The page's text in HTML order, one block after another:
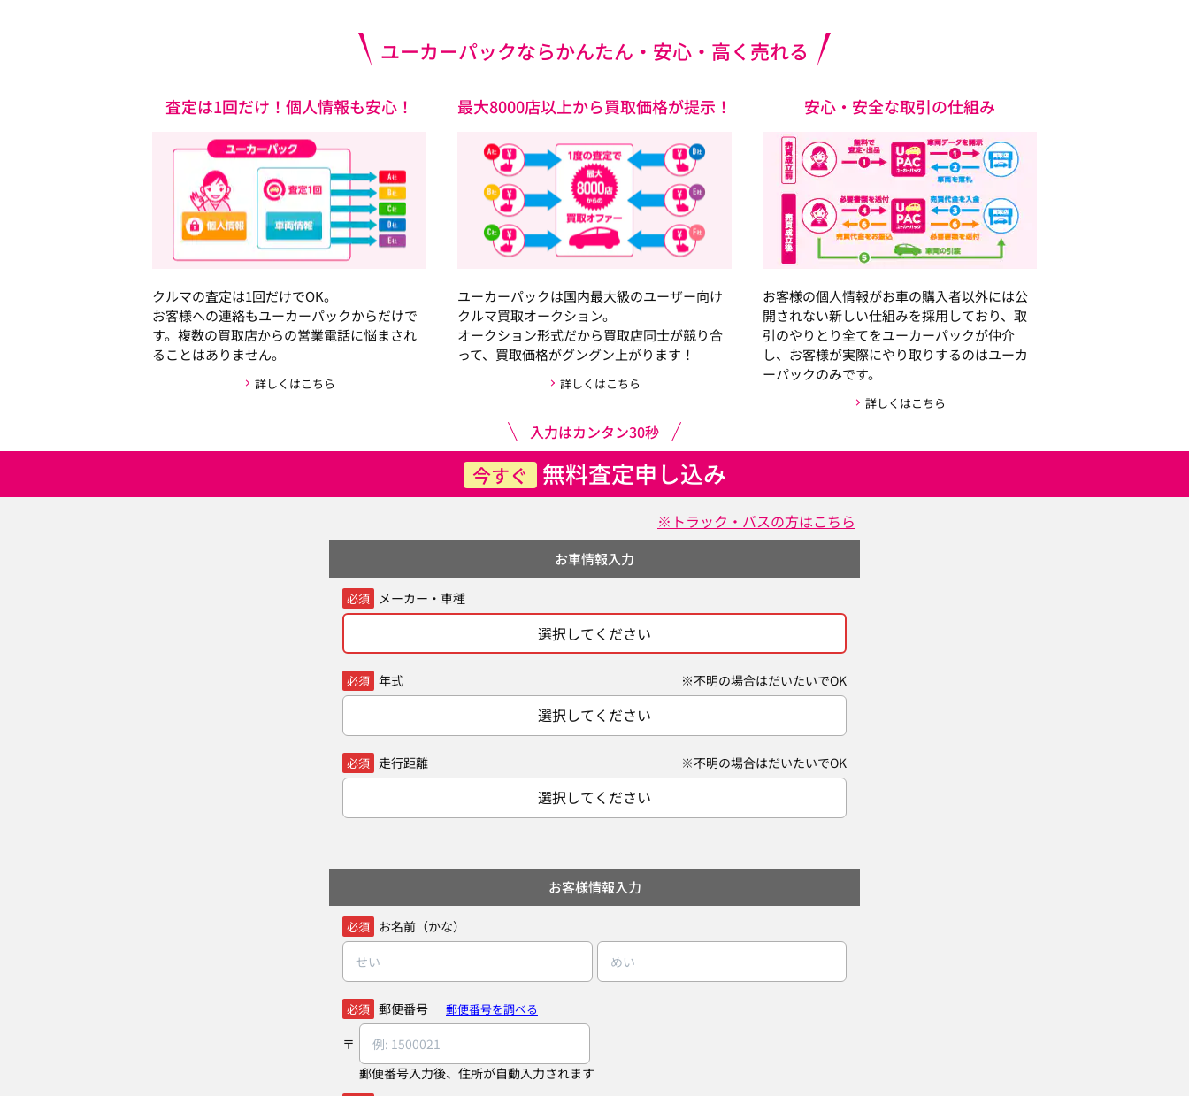
ユーカーパックならかんたん・安心・高く売れる
査定は1回だけ！個人情報も安心！
クルマの査定は1回だけでOK。
お客様への連絡もユーカーパックからだけで
す。複数の買取店からの営業電話に悩まされ
ることはありません。
詳しくはこちら
最大8000店以上から買取価格が提示！
ユーカーパックは国内最大級のユーザー向け
クルマ買取オークション。
オークション形式だから買取店同士が競り合
って、買取価格がグングン上がります！
詳しくはこちら
安心・安全な取引の仕組み
お客様の個人情報がお車の購入者以外には公
開されない新しい仕組みを採用しており、取
引のやりとり全てをユーカーパックが仲介
し、お客様が実際にやり取りするのはユーカ
ーパックのみです。
詳しくはこちら
入力はカンタン30秒
今すぐ 無料査定申し込み
※トラック・バスの方はこちら
お車情報入力
必須 メーカー・車種
選択してください
必須 年式 ※不明の場合はだいたいでOK
選択してください
必須 走行距離 ※不明の場合はだいたいでOK
選択してください
お客様情報入力
必須 お名前（かな）
必須 郵便番号 郵便番号を調べる
郵便番号入力後、住所が自動入力されます